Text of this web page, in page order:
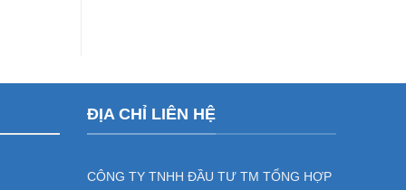
ĐỊA CHỈ LIÊN HỆ
CÔNG TY TNHH ĐẦU TƯ TM TỔNG HỢP